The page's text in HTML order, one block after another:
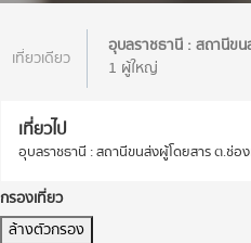
เที่ยวเดียว
อุบลราชธานี : สถานีข
1 ผู้ใหญ่
เที่ยวไป
อุบลราชธานี : สถานีขนส่งผู้โดยสาร ต.ช่อง
กรองเที่ยว
ล้างตัวกรอง